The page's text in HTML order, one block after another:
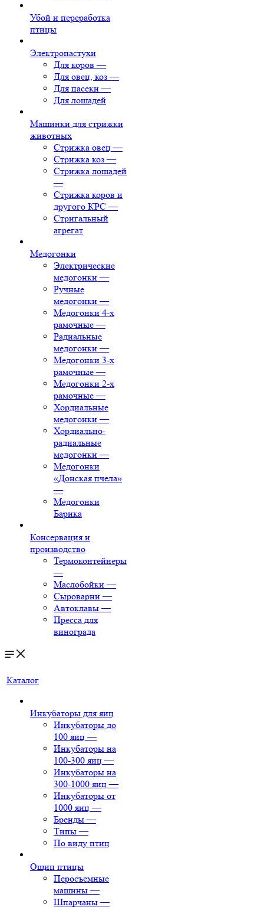
Убой и переработка
птицы
Электропастухи
Для коров —
Для овец, коз —
Для пасеки —
Для лошадей
Машинки для стрижки
животных
Стрижка овец —
Стрижка коз —
Стрижка лошадей
—
Стрижка коров и
другого КРС —
Стригальный
агрегат
Медогонки
Электрические
медогонки —
Ручные
медогонки —
Медогонки 4-х
рамочные —
Радиальные
медогонки —
Медогонки 3-х
рамочные —
Медогонки 2-х
рамочные —
Хордиальные
медогонки —
Хордиально-
радиальные
медогонки —
Медогонки
«Донская пчела»
—
Медогонки
Барика
Консервация и
производство
Термоконтейнеры
—
Маслобойки —
Сыроварни —
Автоклавы —
Пресса для
винограда
Каталог
Инкубаторы для яиц
Инкубаторы до
100 яиц —
Инкубаторы на
100-300 яиц —
Инкубаторы на
300-1000 яиц —
Инкубаторы от
1000 яиц —
Бренды —
Типы —
По виду птиц
Ощип птицы
Перосъемные
машины —
Шпарчаны —